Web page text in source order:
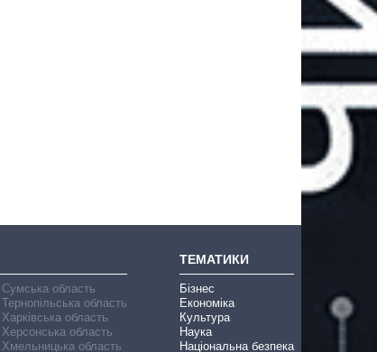
Сумська область
Тернопільська область
Харківська область
Херсонська область
Хмельницька область
ТЕМАТИКИ
Бізнес
Економіка
Культура
Наука
Національна безпека